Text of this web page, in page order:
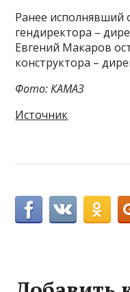
Ранее исполнявший
гендиректора –
Евгений Макаров
конструктора –
Фото: КАМАЗ
Источник